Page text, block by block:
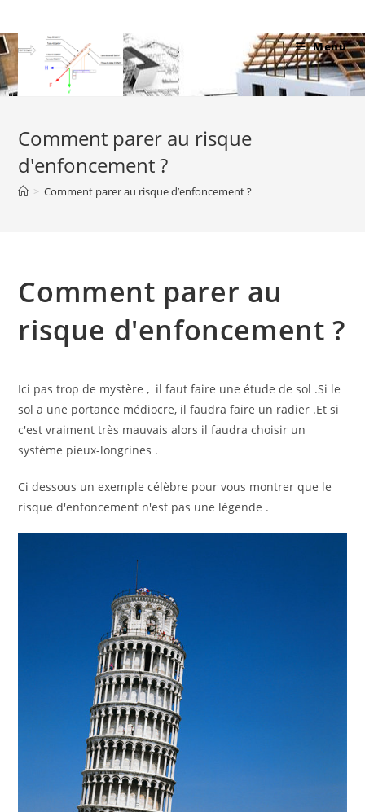
to
content
Menu
Comment parer au risque
d'enfoncement ?
> Comment parer au risque d’enfoncement ?
Comment parer au
risque d'enfoncement ?
Ici pas trop de mystère , il faut faire une étude de sol .Si le
sol a une portance médiocre, il faudra faire un radier .Et si
c'est vraiment très mauvais alors il faudra choisir un
système pieux-longrines .
Ci dessous un exemple célèbre pour vous montrer que le
risque d'enfoncement n'est pas une légende .